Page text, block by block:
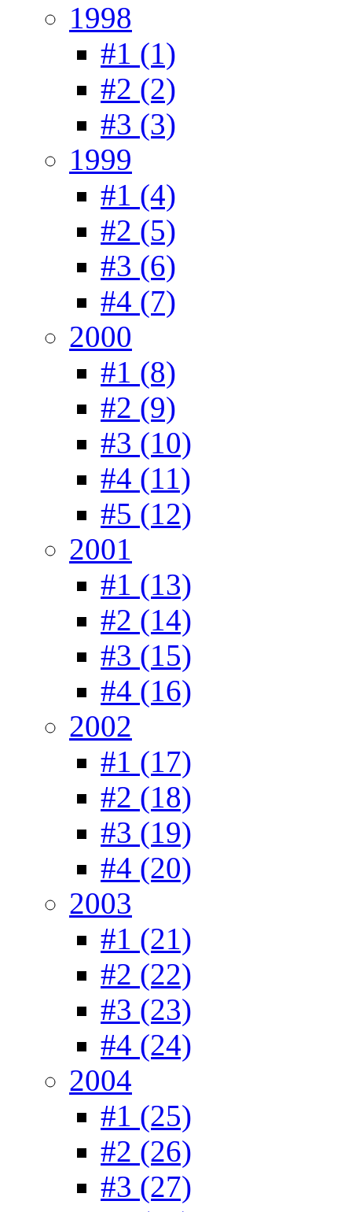
1998
#1 (1)
#2 (2)
#3 (3)
1999
#1 (4)
#2 (5)
#3 (6)
#4 (7)
2000
#1 (8)
#2 (9)
#3 (10)
#4 (11)
#5 (12)
2001
#1 (13)
#2 (14)
#3 (15)
#4 (16)
2002
#1 (17)
#2 (18)
#3 (19)
#4 (20)
2003
#1 (21)
#2 (22)
#3 (23)
#4 (24)
2004
#1 (25)
#2 (26)
#3 (27)